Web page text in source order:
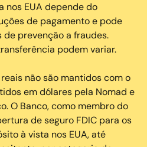
nos EUA depende do
de pagamento e pode
prevenção a fraudes.
podem variar.
não são mantidos com o
em dólares pela Nomad e
O Banco, como membro do
de seguro FDIC para os
à vista nos EUA, até